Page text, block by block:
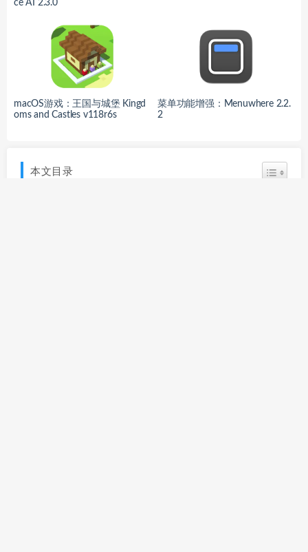
ce AI 2.3.0
macOS游戏：王国与城堡 Kingd
oms and Castles v118r6s
菜单功能增强：Menuwhere 2.2.
2
本文目录